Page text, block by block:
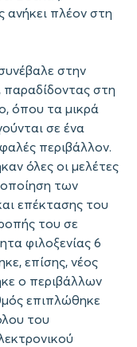
ανήκει πλέον στη
στην
παραδίδοντας στη
όπου τα μικρά
σε ένα
περιβάλλον.
όλες οι μελέτες
των
επέκτασης του
του σε
φιλοξενίας 6
επίσης, νέος
ο περιβάλλων
επιπλώθηκε
του